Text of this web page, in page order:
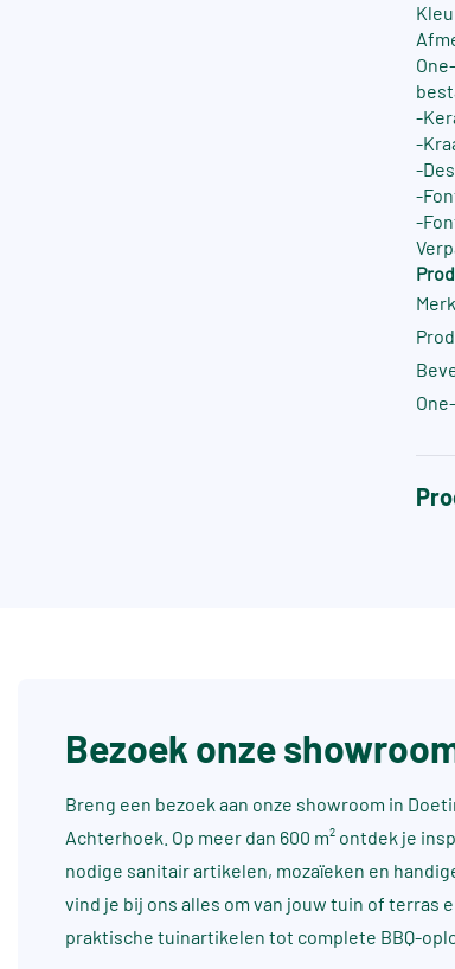
-
-
-
-
-
Bezoek onze
Breng een bezoek aan onze showroom in
Achterhoek. Op meer dan 600 m² ontdek je
nodige sanitair artikelen, mozaïeken en
vind je bij ons alles om van jouw tuin of terras
praktische tuinartikelen tot complete BBQ-